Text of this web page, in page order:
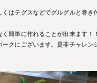
はテグスなどでグルグルと巻き
く簡単に作れることが出来ます！
クにございます。是非チャレン